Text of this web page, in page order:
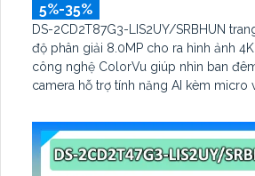
5%-35%
DS-2CD2T87G3-LIS2UY/SRBHUN
độ phân giải 8.0MP cho ra hình ảnh
công nghệ ColorVu giúp nhìn ban
camera hỗ trợ tính năng AI kèm micro